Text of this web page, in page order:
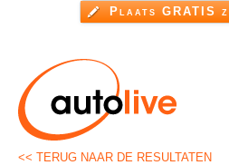
Overslaan
en naar
de inhoud
Plaats GRATIS
<< TERUG NAAR DE RESULTATEN